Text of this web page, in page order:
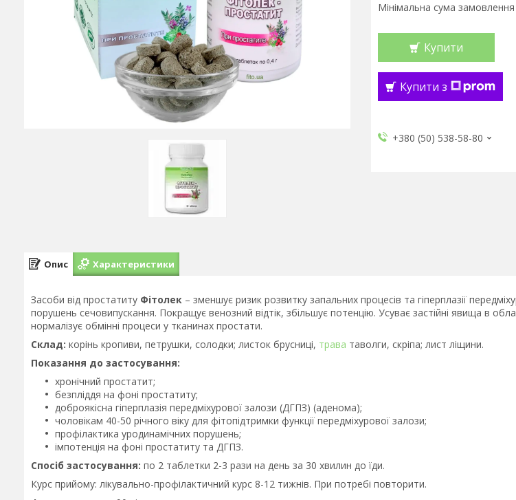
Мінімальна сума
Купити
Купити з
+380 (50) 538-58-80
Опис Характеристики
Засоби від простатиту Фітолек – зменшує ризик розвитку запальних процесів та гіперплазії
порушень сечовипускання. Покращує венозний відтік, збільшує потенцію. Усуває застійні явища в
нормалізує обмінні процеси у тканинах простати.
Склад: корінь кропиви, петрушки, солодки; листок брусниці, трава таволги, скріпа; лист ліщини.
Показання до застосування:
хронічний простатит;
безпліддя на фоні простатиту;
доброякісна гіперплазія передміхурової залози (ДГПЗ) (аденома);
чоловікам 40-50 річного віку для фітопідтримки функції передміхурової залози;
профілактика уродинамічних порушень;
імпотенція на фоні простатиту та ДГПЗ.
Спосіб застосування: по 2 таблетки 2-3 рази на день за 30 хвилин до їди.
Курс прийому: лікувально-профілактичний курс 8-12 тижнів. При потребі повторити.